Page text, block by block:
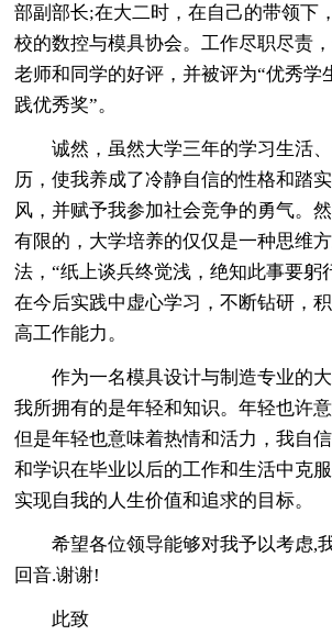
部副部长;在大二时，在自己的带领下
校的数控与模具协会。工作尽职尽责
老师和同学的好评，并被评为“优秀学
践优秀奖”。
诚然，虽然大学三年的学习生活
历，使我养成了冷静自信的性格和踏
风，并赋予我参加社会竞争的勇气。
有限的，大学培养的仅仅是一种思维
法，“纸上谈兵终觉浅，绝知此事要躬
在今后实践中虚心学习，不断钻研，
高工作能力。
作为一名模具设计与制造专业的
我所拥有的是年轻和知识。年轻也许
但是年轻也意味着热情和活力，我自
和学识在毕业以后的工作和生活中克
实现自我的人生价值和追求的目标。
希望各位领导能够对我予以考虑,
回音.谢谢!
此致